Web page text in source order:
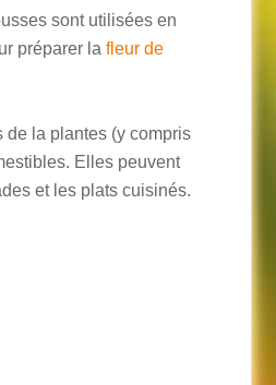
sont utilisées en
préparer lafleur de
de la plantes (y compris
Elles peuvent
et les plats cuisinés.